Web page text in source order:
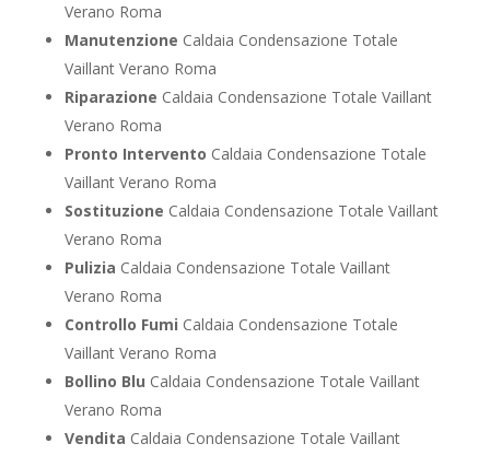
Verano Roma
Manutenzione Caldaia Condensazione Totale
Vaillant Verano Roma
Riparazione Caldaia Condensazione Totale Vaillant
Verano Roma
Pronto Intervento Caldaia Condensazione Totale
Vaillant Verano Roma
Sostituzione Caldaia Condensazione Totale Vaillant
Verano Roma
Pulizia Caldaia Condensazione Totale Vaillant
Verano Roma
Controllo Fumi Caldaia Condensazione Totale
Vaillant Verano Roma
Bollino Blu Caldaia Condensazione Totale Vaillant
Verano Roma
Vendita Caldaia Condensazione Totale Vaillant